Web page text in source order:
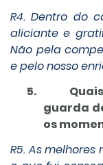
R4. Dentro do
aliciante e
Não pela
e pelo nosso
5.
guarda
os
R5. As